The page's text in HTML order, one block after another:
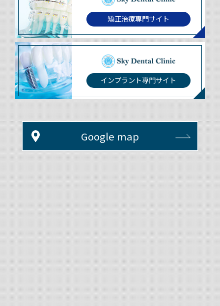
矯正治療専門サイト
インプラント専門サイト
Google map